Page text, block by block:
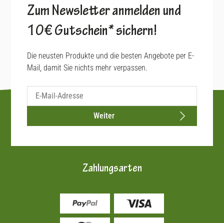
Zum Newsletter anmelden und
10€ Gutschein* sichern!
Die neusten Produkte und die besten Angebote per E-
Mail, damit Sie nichts mehr verpassen.
Weiter
Zahlungsarten